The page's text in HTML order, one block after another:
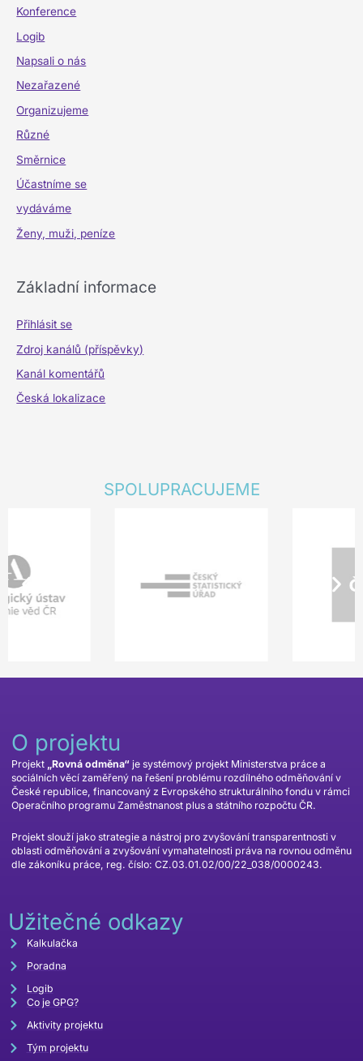
Konference
Logib
Napsali o nás
Nezařazené
Organizujeme
Různé
Směrnice
Účastníme se
vydáváme
Ženy, muži, peníze
Základní informace
Přihlásit se
Zdroj kanálů (příspěvky)
Kanál komentářů
Česká lokalizace
SPOLUPRACUJEME
O projektu
Projekt „Rovná odměna“ je systémový projekt Ministerstva práce a
sociálních věcí zaměřený na řešení problému rozdílného odměňování v
České republice, financovaný z Evropského strukturálního fondu v rámci
Operačního programu Zaměstnanost plus a státního rozpočtu ČR.
Projekt slouží jako strategie a nástroj pro zvyšování transparentnosti v
oblasti odměňování a zvyšování vymahatelnosti práva na rovnou odměnu
dle zákoníku práce, reg. číslo: CZ.03.01.02/00/22_038/0000243.
Užitečné odkazy
Kalkulačka
Poradna
Logib
Co je GPG?
Aktivity projektu
Tým projektu